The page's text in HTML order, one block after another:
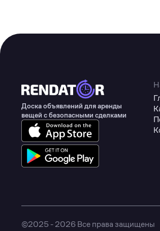
Одежда, обувь и аксессуары
Товары для животных
Здоровье
Цифровые товары
Доска объявлений для аренды
вещей с безопасными сделками
©2025 - 2026 Все права защищены